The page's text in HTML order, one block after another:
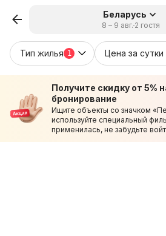
Беларусь
8 – 9 авг. 2 гостя
Тип жилья 1 Цена за сутки
Получите скидку от 5%
бронирование
Ищите объекты со значком
используйте специальный
применилась, не забудьте